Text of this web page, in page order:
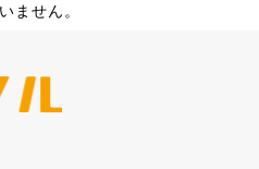
ません。